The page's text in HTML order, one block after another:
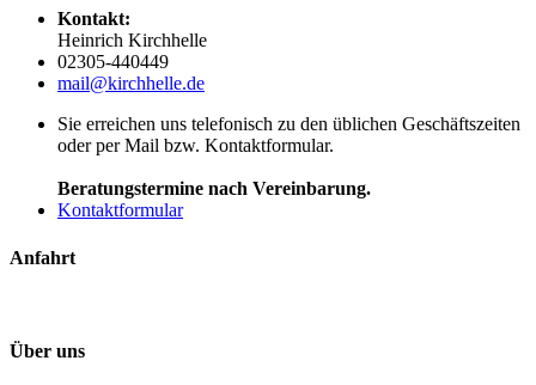
Kontakt:
Heinrich Kirchhelle
02305-440449
mail@kirchhelle.de
Sie erreichen uns telefonisch zu den üblichen Geschäftszeiten
oder per Mail bzw. Kontaktformular.
Beratungstermine nach Vereinbarung.
Kontaktformular
Anfahrt
Über uns